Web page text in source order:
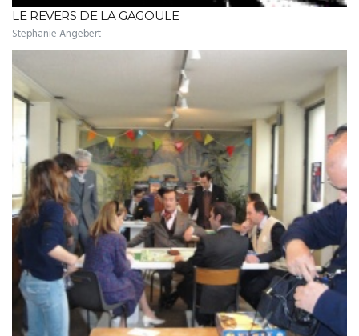
LE REVERS DE LA GAGOULE
Stephanie Angebert